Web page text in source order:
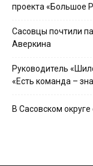
проекта «Большое
Сасовцы почтили
Аверкина
Руководитель
«Есть команда –
В Сасовском